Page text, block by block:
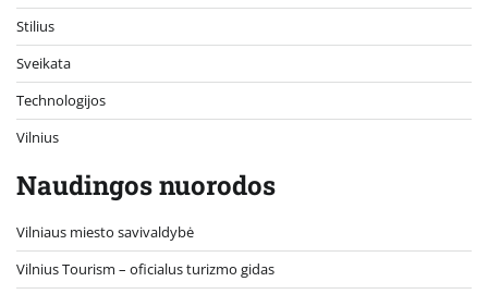
Stilius
Sveikata
Technologijos
Vilnius
Naudingos nuorodos
Vilniaus miesto savivaldybė
Vilnius Tourism – oficialus turizmo gidas